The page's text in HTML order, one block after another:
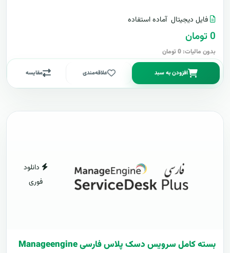
فایل دیجیتال آماده استفاده
0 تومان
بدون مالیات: 0 تومان
افزودن به سبد علاقه‌مندی مقایسه
دانلود
فوری
بسته کامل سرویس دسک پلاس فارسی Manageengine